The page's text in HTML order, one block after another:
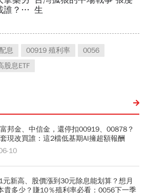
息 00919 殖利率
0056
股息ETF
邦金、中信金，還停扣00919、00878？
現改買誰：這2檔低基期AI擁超額報酬
10
元新高、股價漲到30元除息能划算？想月
貴多少？賺10％殖利率必看：0056下一季